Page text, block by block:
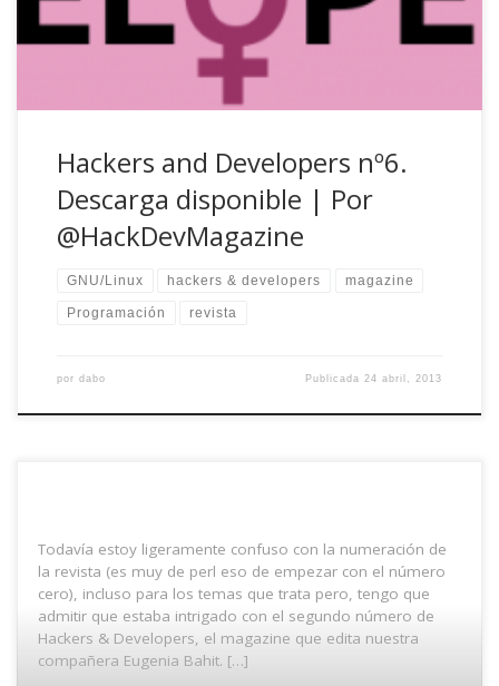
denegado Pásate a GNU/Linux […]
Hackers and Developers nº6.
Descarga disponible | Por
@HackDevMagazine
GNU/Linux hackers & developers magazine
Programación revista
por dabo Publicada 24 abril, 2013
Todavía estoy ligeramente confuso con la numeración de
la revista (es muy de perl eso de empezar con el número
cero), incluso para los temas que trata pero, tengo que
admitir que estaba intrigado con el segundo número de
Hackers & Developers, el magazine que edita nuestra
compañera Eugenia Bahit. […]